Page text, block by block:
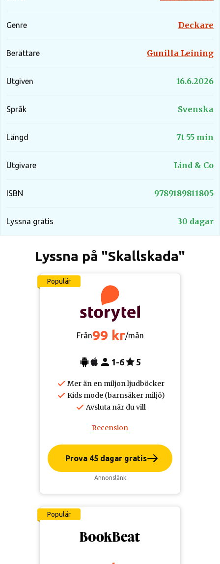
Genre Deckare
Berättare Gunilla Leining
Utgiven 16.6.2026
Språk Svenska
Längd 7t 55 min
Utgivare Lind & Co
ISBN 9789189811805
Lyssna gratis 30 dagar
Lyssna på "Skallskada"
Populär
Från99 kr/mån
1-6 5
Mer än en miljon ljudböcker
Kids mode (barnsäker miljö)
Avsluta när du vill
Recension
Prova 45 dagar gratis
Annonslänk
Populär